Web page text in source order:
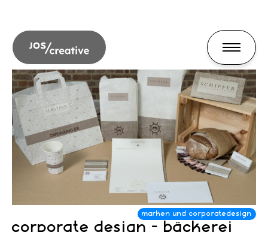
corporate design - bäckerei